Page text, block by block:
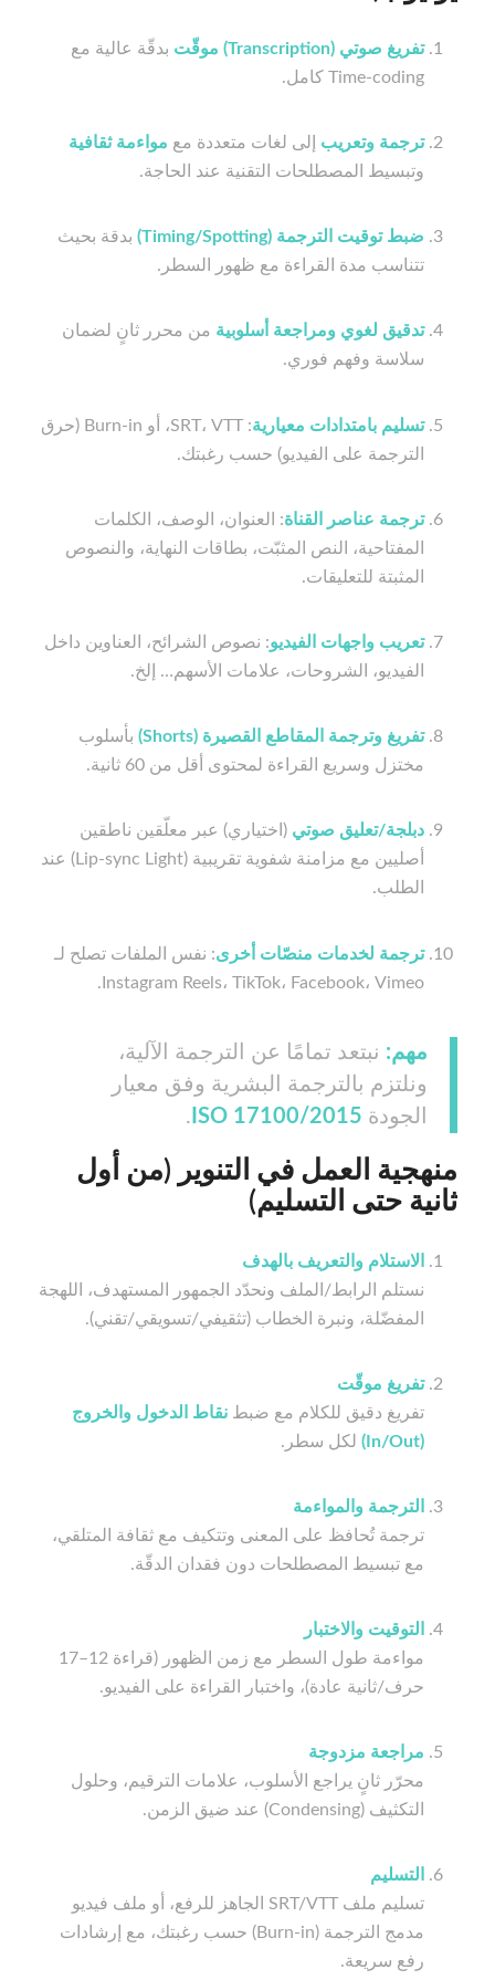
تفريغ صوتي (Transcription) موقّت
بدقّة عالية مع
Time-coding كامل.
ترجمة وتعريب إلى لغات متعددة مع مواءمة ثقافية
وتبسيط المصطلحات التقنية عند الحاجة.
ضبط توقيت الترجمة (Timing/Spotting)
بدقة بحيث
تتناسب مدة القراءة مع ظهور السطر.
تدقيق لغوي ومراجعة أسلوبية من محرر ثانٍ لضمان
سلاسة وفهم فوري.
تسليم بامتدادات معيارية
: SRT، VTT، أو Burn-in (حرق
الترجمة على الفيديو) حسب رغبتك.
ترجمة عناصر القناة: العنوان، الوصف، الكلمات
المفتاحية، النص المثبّت، بطاقات النهاية، والنصوص
المثبتة للتعليقات.
تعريب واجهات الفيديو: نصوص الشرائح، العناوين داخل
الفيديو، الشروحات، علامات الأسهم… إلخ.
تفريغ وترجمة المقاطع القصيرة (Shorts)
بأسلوب
مختزل وسريع القراءة لمحتوى أقل من 60 ثانية.
دبلجة/تعليق صوتي (اختياري) عبر معلّقين ناطقين
أصليين مع مزامنة شفوية تقريبية (Lip-sync Light) عند
الطلب.
ترجمة لخدمات منصّات أخرى: نفس الملفات تصلح لـ
Instagram Reels، TikTok، Facebook، Vimeo.
مهم: نبتعد تمامًا عن الترجمة الآلية،
ونلتزم بالترجمة البشرية وفق معيار
الجودة ISO 17100/2015
.
منهجية العمل في التنوير (من أول
ثانية حتى التسليم)
الاستلام والتعريف بالهدف
نستلم الرابط/الملف ونحدّد الجمهور المستهدف، اللهجة
المفضّلة، ونبرة الخطاب (تثقيفي/تسويقي/تقني).
تفريغ موقّت
تفريغ دقيق للكلام مع ضبط نقاط الدخول والخروج
(In/Out)
لكل سطر.
الترجمة والمواءمة
ترجمة تُحافظ على المعنى وتتكيف مع ثقافة المتلقي،
مع تبسيط المصطلحات دون فقدان الدقّة.
التوقيت والاختبار
مواءمة طول السطر مع زمن الظهور (قراءة 12–17
حرف/ثانية عادة)، واختبار القراءة على الفيديو.
مراجعة مزدوجة
محرّر ثانٍ يراجع الأسلوب، علامات الترقيم، وحلول
التكثيف (Condensing) عند ضيق الزمن.
التسليم
تسليم ملف SRT/VTT الجاهز للرفع، أو ملف فيديو
مدمج الترجمة (Burn-in) حسب رغبتك، مع إرشادات
رفع سريعة.